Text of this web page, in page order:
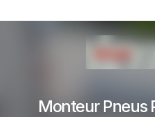
Monteur Pneus